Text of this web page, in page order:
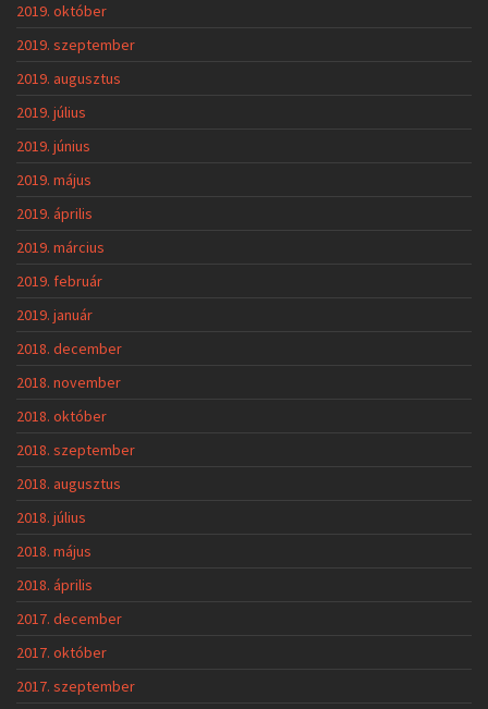
2019. október
2019. szeptember
2019. augusztus
2019. július
2019. június
2019. május
2019. április
2019. március
2019. február
2019. január
2018. december
2018. november
2018. október
2018. szeptember
2018. augusztus
2018. július
2018. május
2018. április
2017. december
2017. október
2017. szeptember